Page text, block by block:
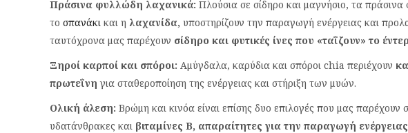
Πράσινα φυλλώδη λαχανικά: Πλούσια σε σίδηρο και μαγνήσιο, τα
το σπανάκι και η λαχανίδα, υποστηρίζουν την παραγωγή ενέργειας και
ταυτόχρονα μας παρέχουν σίδηρο και φυτικές ίνες που «ταΐζουν» το
Ξηροί καρποί και σπόροι: Αμύγδαλα, καρύδια και σπόροι chia περιέχουν
πρωτεΐνηγια σταθεροποίηση της ενέργειας και στήριξη των μυών.
Ολική άλεση: Βρώμη και κινόα είναι επίσης δυο επιλογές που μας παρέχουν
υδατάνθρακες και βιταμίνες B, απαραίτητες για την παραγωγή